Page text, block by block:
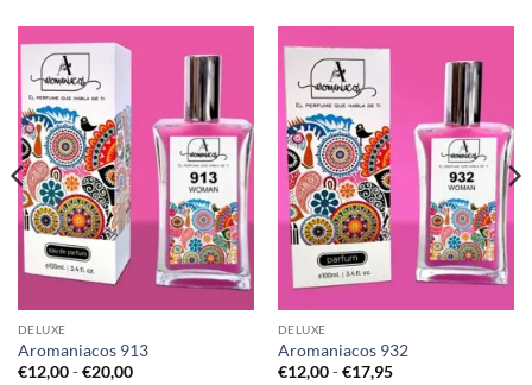
DELUXE
Aromaniacos 913
€12,00 - €20,00Rango
DELUXE
Aromaniacos 932
€12,00 - €17,95Rango